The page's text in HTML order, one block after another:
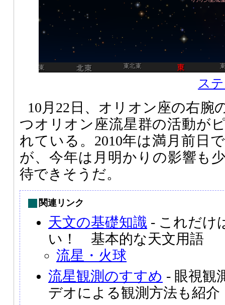
ス
10月22日、オリオン座の右腕
つオリオン座流星群の活動が
れている。2010年は満月前日
が、今年は月明かりの影響も
待できそうだ。
関連リンク
天文の基礎知識 - これだけ
い！ 基本的な天文用語
流星・火球
流星観測のすすめ - 眼視観
デオによる観測方法も紹介